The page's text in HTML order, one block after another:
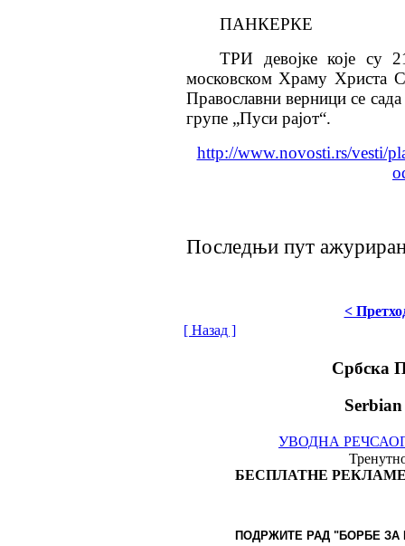
ПАНКЕРКЕ
ТРИ девојке које су
московском Храму Христа
Православни верници се
групе „Пуси рајот“.
http://www.novosti.rs/vesti/
Последњи пут
<
[ Назад ]
Србска
УВОДНА РЕЧ
БЕСПЛАТНЕ
ПОДРЖИТЕ РАД "БОРБЕ ЗА